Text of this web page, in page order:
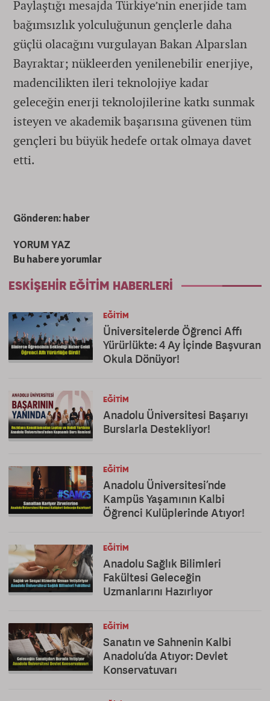
Paylaştığı mesajda Türkiye’nin enerjide tam
bağımsızlık yolculuğunun gençlerle daha
güçlü olacağını vurgulayan Bakan Alparslan
Bayraktar; nükleerden yenilenebilir enerjiye,
madencilikten ileri teknolojiye kadar
geleceğin enerji teknolojilerine katkı sunmak
isteyen ve akademik başarısına güvenen tüm
gençleri bu büyük hedefe ortak olmaya davet
etti.
Gönderen: haber
YORUM YAZ
Bu habere yorumlar
ESKIŞEHIR EĞITIM HABERLERI
EĞITIM
Üniversitelerde Öğrenci Affı
Yürürlükte: 4 Ay İçinde Başvuran
Okula Dönüyor!
EĞITIM
Anadolu Üniversitesi Başarıyı
Burslarla Destekliyor!
EĞITIM
Anadolu Üniversitesi’nde
Kampüs Yaşamının Kalbi
Öğrenci Kulüplerinde Atıyor!
EĞITIM
Anadolu Sağlık Bilimleri
Fakültesi Geleceğin
Uzmanlarını Hazırlıyor
EĞITIM
Sanatın ve Sahnenin Kalbi
Anadolu’da Atıyor: Devlet
Konservatuvarı